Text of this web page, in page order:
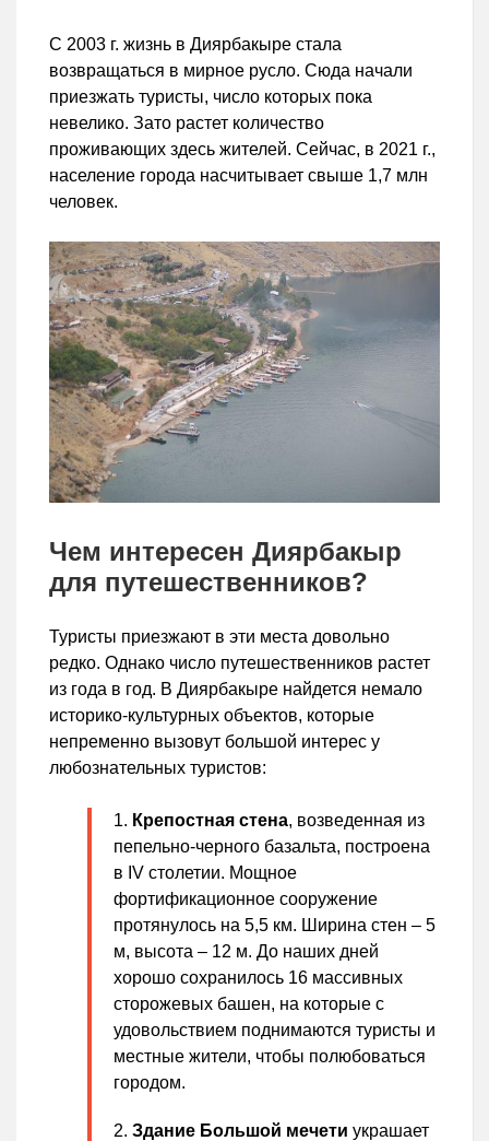
С 2003 г. жизнь в Диярбакыре стала
возвращаться в мирное русло. Сюда начали
приезжать туристы, число которых пока
невелико. Зато растет количество
проживающих здесь жителей. Сейчас, в 2021 г.,
население города насчитывает свыше 1,7 млн
человек.
Чем интересен Диярбакыр
для путешественников?
Туристы приезжают в эти места довольно
редко. Однако число путешественников растет
из года в год. В Диярбакыре найдется немало
историко-культурных объектов, которые
непременно вызовут большой интерес у
любознательных туристов:
Крепостная стена, возведенная из
пепельно-черного базальта, построена
в IV столетии. Мощное
фортификационное сооружение
протянулось на 5,5 км. Ширина стен – 5
м, высота – 12 м. До наших дней
хорошо сохранилось 16 массивных
сторожевых башен, на которые с
удовольствием поднимаются туристы и
местные жители, чтобы полюбоваться
городом.
Здание Большой мечети украшает